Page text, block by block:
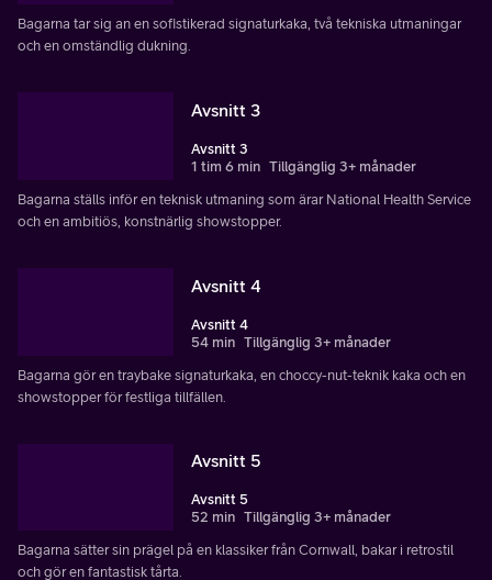
Bagarna tar sig an en sofistikerad signaturkaka, två tekniska utmaningar
och en omständlig dukning.
Avsnitt 3
Avsnitt 3
1 tim 6 min Tillgänglig 3+ månader
Bagarna ställs inför en teknisk utmaning som ärar National Health Service
och en ambitiös, konstnärlig showstopper.
Avsnitt 4
Avsnitt 4
54 min Tillgänglig 3+ månader
Bagarna gör en traybake signaturkaka, en choccy-nut-teknik kaka och en
showstopper för festliga tillfällen.
Avsnitt 5
Avsnitt 5
52 min Tillgänglig 3+ månader
Bagarna sätter sin prägel på en klassiker från Cornwall, bakar i retrostil
och gör en fantastisk tårta.